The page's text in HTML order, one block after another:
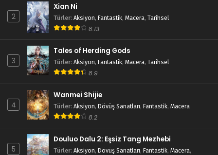
2
Xian Ni
Türler: Aksiyon, Fantastik, Macera, Tarihsel
8.13
3
Tales of Herding Gods
Türler: Aksiyon, Fantastik, Macera, Tarihsel
8.9
4
Wanmei Shijie
Türler: Aksiyon, Dövüş Sanatları, Fantastik, Macera
8.2
5
Douluo Dalu 2: Eşsiz Tang Mezhebi
Türler: Aksiyon, Dövüş Sanatları, Fantastik, Macera,